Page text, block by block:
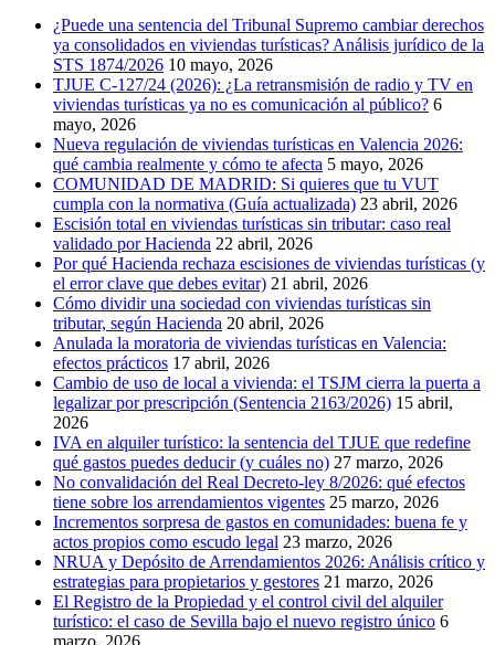
¿Puede una sentencia del Tribunal Supremo cambiar derechos
ya consolidados en viviendas turísticas? Análisis jurídico de la
STS 1874/2026 10 mayo, 2026
TJUE C-127/24 (2026): ¿La retransmisión de radio y TV en
viviendas turísticas ya no es comunicación al público? 6
mayo, 2026
Nueva regulación de viviendas turísticas en Valencia 2026:
qué cambia realmente y cómo te afecta 5 mayo, 2026
COMUNIDAD DE MADRID: Si quieres que tu VUT
cumpla con la normativa (Guía actualizada) 23 abril, 2026
Escisión total en viviendas turísticas sin tributar: caso real
validado por Hacienda 22 abril, 2026
Por qué Hacienda rechaza escisiones de viviendas turísticas (y
el error clave que debes evitar) 21 abril, 2026
Cómo dividir una sociedad con viviendas turísticas sin
tributar, según Hacienda 20 abril, 2026
Anulada la moratoria de viviendas turísticas en Valencia:
efectos prácticos 17 abril, 2026
Cambio de uso de local a vivienda: el TSJM cierra la puerta a
legalizar por prescripción (Sentencia 2163/2026) 15 abril,
2026
IVA en alquiler turístico: la sentencia del TJUE que redefine
qué gastos puedes deducir (y cuáles no) 27 marzo, 2026
No convalidación del Real Decreto-ley 8/2026: qué efectos
tiene sobre los arrendamientos vigentes 25 marzo, 2026
Incrementos sorpresa de gastos en comunidades: buena fe y
actos propios como escudo legal 23 marzo, 2026
NRUA y Depósito de Arrendamientos 2026: Análisis crítico y
estrategias para propietarios y gestores 21 marzo, 2026
El Registro de la Propiedad y el control civil del alquiler
turístico: el caso de Sevilla bajo el nuevo registro único 6